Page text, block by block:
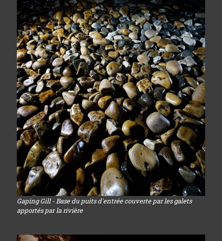
Gaping Gill - Base du puits d'entrée couverte par les galets
apportés par la rivière